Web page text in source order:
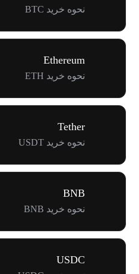
نحوه خرید BTC
Ethereum
نحوه خرید ETH
Tether
نحوه خرید USDT
BNB
نحوه خرید BNB
USDC